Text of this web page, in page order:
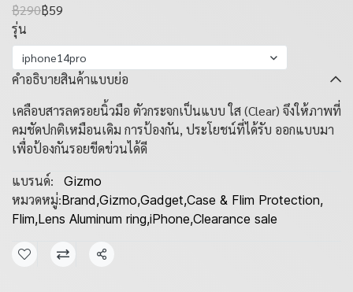
฿290฿59
รุ่น
iphone14pro
คำอธิบายสินค้าแบบย่อ
เคลือบสารลดรอยนิ้วมือ ตัวกระจกเป็นแบบ ใส (Clear) จึงให้ภาพที่
คมชัดปกติเหมือนเดิม การป้องกัน, ประโยชน์ที่ได้รับ ออกแบบมา
เพื่อป้องกันรอยขีดข่วนได้ดี
แบรนด์:
Gizmo
หมวดหมู่:Brand,Gizmo,Gadget,Case & Flim Protection,
Flim,Lens Aluminum ring,iPhone,Clearance sale
แชร์